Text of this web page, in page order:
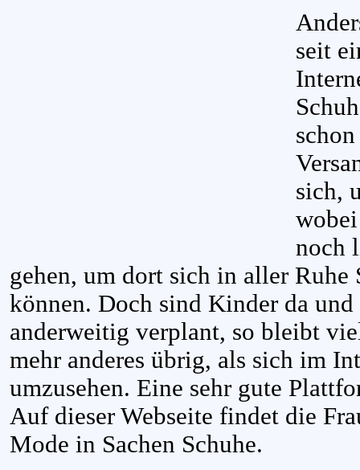
seit
sich,
noch
gehen, um dort sich in aller Ruhe
können. Doch sind Kinder da
anderweitig verplant, so bleibt
mehr anderes übrig, als sich im
umzusehen. Eine sehr gute
Auf dieser Webseite findet die
Mode in Sachen Schuhe.